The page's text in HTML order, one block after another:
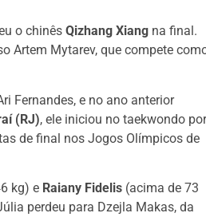
o chinês Qizhang Xiang na final.
Artem Mytarev, que compete
Fernandes, e no ano anterior
(RJ), ele iniciou no taekwondo por
de final nos Jogos Olímpicos de
kg) e Raiany Fidelis (acima de 73
perdeu para Dzejla Makas, da